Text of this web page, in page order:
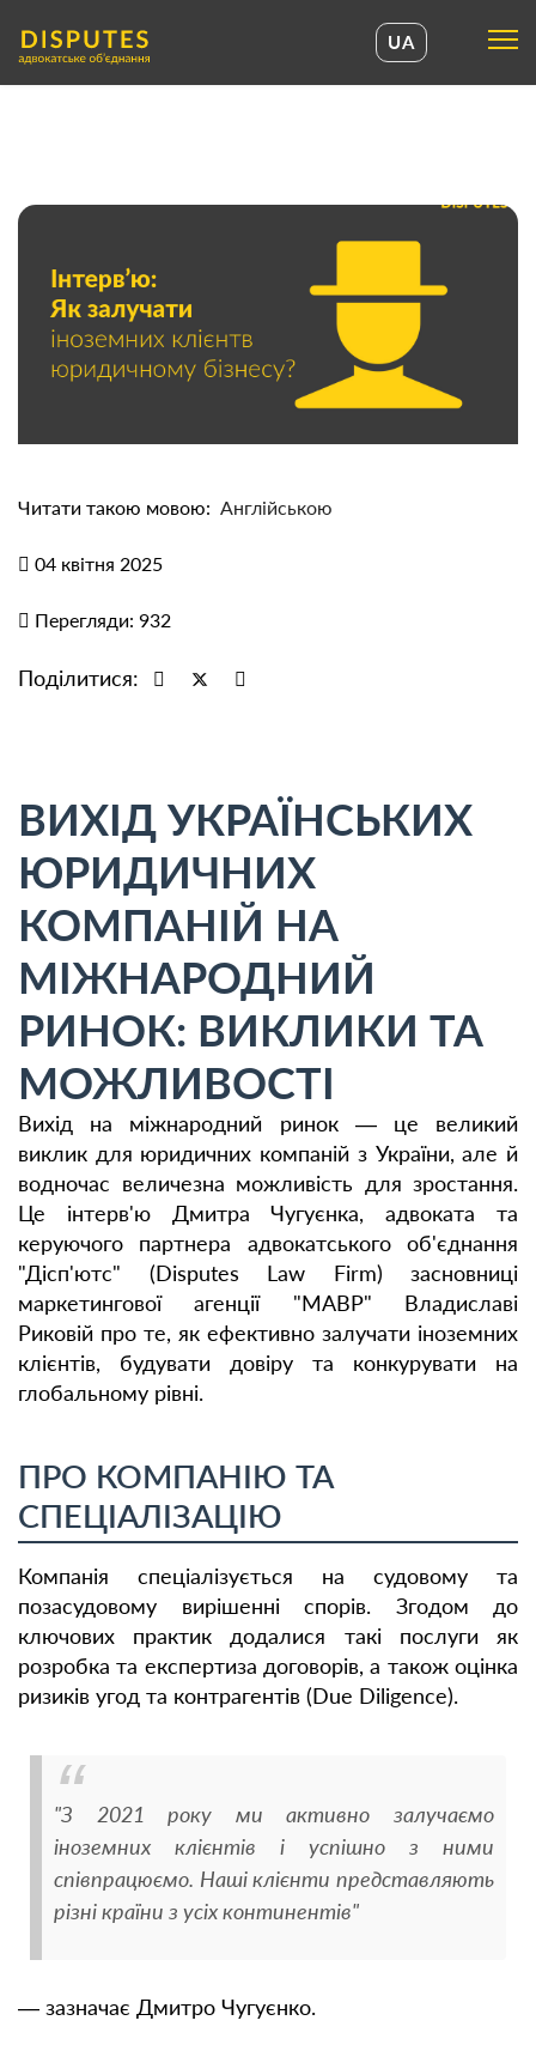
UA
UA
Читати такою мовою: Англійською
04 квітня 2025
Перегляди: 932
Поділитися:
ВИХІД УКРАЇНСЬКИХ
ЮРИДИЧНИХ
КОМПАНІЙ НА
МІЖНАРОДНИЙ
РИНОК: ВИКЛИКИ ТА
МОЖЛИВОСТІ
Вихід на міжнародний ринок — це великий
виклик для юридичних компаній з України, але й
водночас величезна можливість для зростання.
Це інтерв'ю Дмитра Чугуєнка, адвоката та
керуючого партнера адвокатського об'єднання
"Дісп'ютс" (Disputes Law Firm) засновниці
маркетингової агенції "МАВР" Владиславі
Риковій про те, як ефективно залучати іноземних
клієнтів, будувати довіру та конкурувати на
глобальному рівні.
ПРО КОМПАНІЮ ТА
СПЕЦІАЛІЗАЦІЮ
Компанія спеціалізується на судовому та
позасудовому вирішенні спорів. Згодом до
ключових практик додалися такі послуги як
розробка та експертиза договорів, а також оцінка
ризиків угод та контрагентів (Due Diligence).
"З 2021 року ми активно залучаємо
іноземних клієнтів і успішно з ними
співпрацюємо. Наші клієнти представляють
різні країни з усіх континентів"
— зазначає Дмитро Чугуєнко.